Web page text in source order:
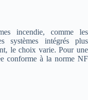
incendie, comme les
systèmes intégrés plus
le choix varie. Pour une
conforme à la norme NF